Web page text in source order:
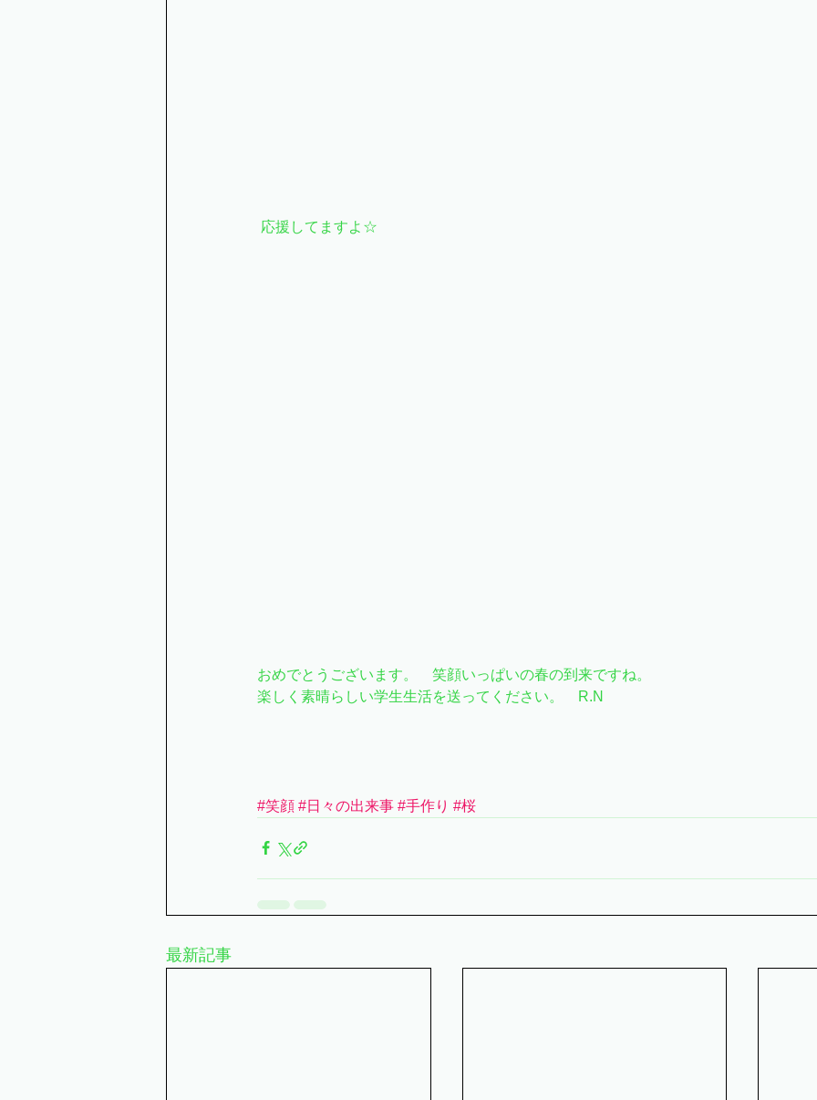
応援してますよ☆
おめでとうございます。　笑顔いっぱいの春の到来ですね。
楽しく素晴らしい学生生活を送ってください。　R.N
#笑顔 #日々の出来事 #手作り #桜
最新記事